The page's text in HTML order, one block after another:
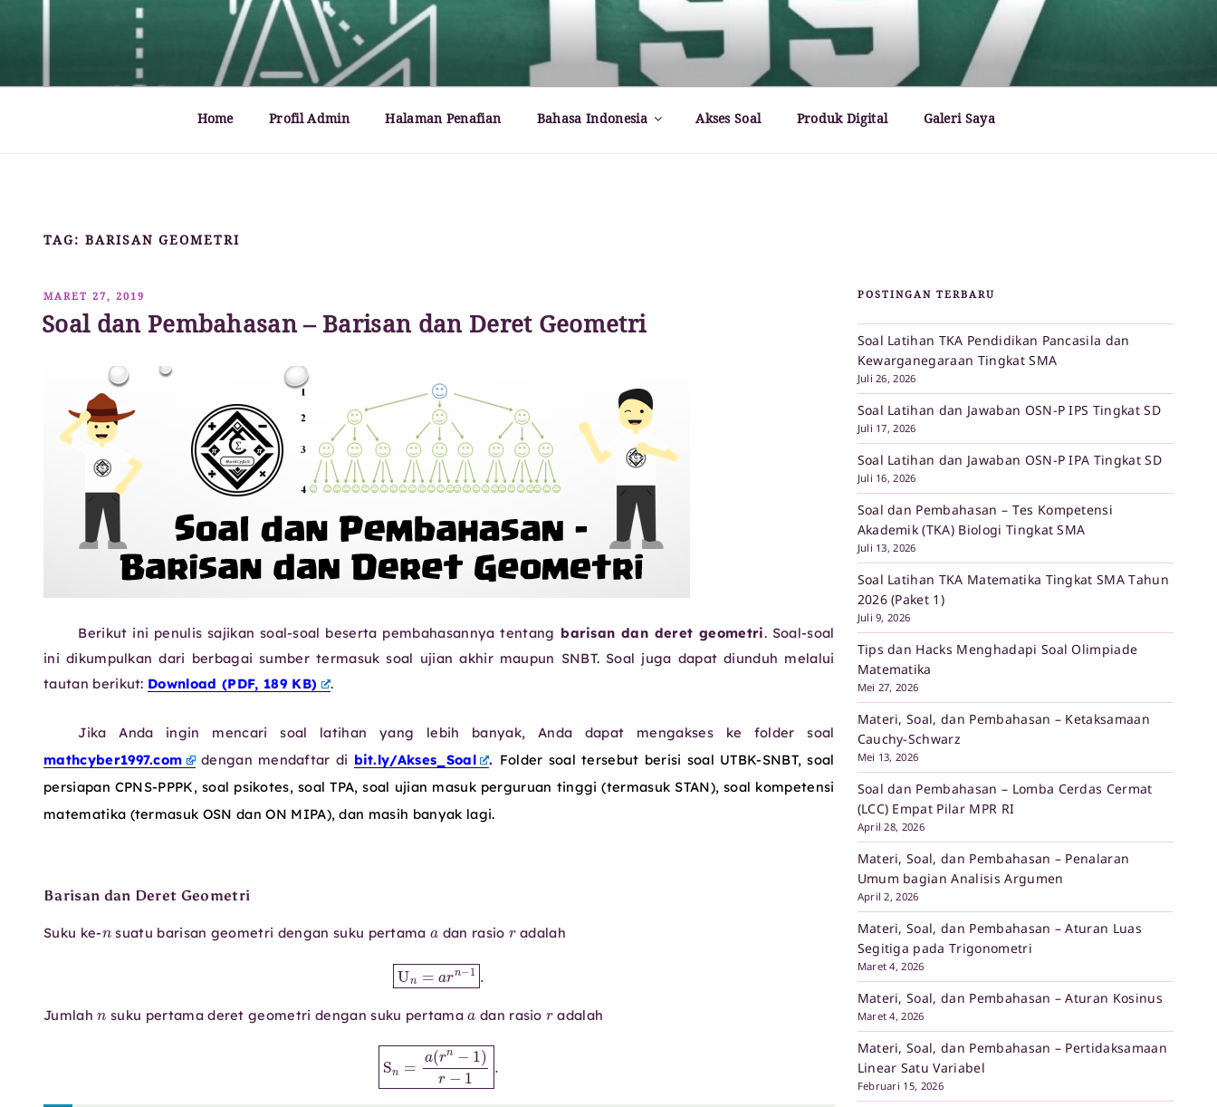
MATHCYBER1997
God used beautiful mathematics in creating the world – Paul Dirac
Home Profil Admin Halaman Penafian Bahasa Indonesia Akses Soal Produk Digital Galeri Saya
TAG: BARISAN GEOMETRI
DIPOSKAN
PADA
MARET 27, 2019
Soal dan Pembahasan – Barisan dan Deret Geometri
Berikut ini penulis sajikan soal-soal beserta pembahasannya tentang barisan dan deret geometri. Soal-soal
ini dikumpulkan dari berbagai sumber termasuk soal ujian akhir maupun SNBT. Soal juga dapat diunduh melalui
tautan berikut: Download (PDF, 189 KB) .
Jika Anda ingin mencari soal latihan yang lebih banyak, Anda dapat mengakses ke folder soal
mathcyber1997.com
dengan mendaftar di bit.ly/Akses_Soal . Folder soal tersebut berisi soal UTBK-SNBT, soal
persiapan CPNS-PPPK, soal psikotes, soal TPA, soal ujian masuk perguruan tinggi (termasuk STAN), soal kompetensi
matematika (termasuk OSN dan ON MIPA), dan masih banyak lagi.
Barisan dan Deret Geometri
Suku ke- suatu barisan geometri dengan suku pertama dan rasio adalah
Un=arn−1.
Jumlah suku pertama deret geometri dengan suku pertama dan rasio adalah
Sn=a(rn−1)r−1.
POSTINGAN TERBARU
Soal Latihan TKA Pendidikan Pancasila dan
Kewarganegaraan Tingkat SMA
Juli 26, 2026
Soal Latihan dan Jawaban OSN-P IPS Tingkat SD
Juli 17, 2026
Soal Latihan dan Jawaban OSN-P IPA Tingkat SD
Juli 16, 2026
Soal dan Pembahasan – Tes Kompetensi
Akademik (TKA) Biologi Tingkat SMA
Juli 13, 2026
Soal Latihan TKA Matematika Tingkat SMA Tahun
2026 (Paket 1)
Juli 9, 2026
Tips dan Hacks Menghadapi Soal Olimpiade
Matematika
Mei 27, 2026
Materi, Soal, dan Pembahasan – Ketaksamaan
Cauchy-Schwarz
Mei 13, 2026
Soal dan Pembahasan – Lomba Cerdas Cermat
(LCC) Empat Pilar MPR RI
April 28, 2026
Materi, Soal, dan Pembahasan – Penalaran
Umum bagian Analisis Argumen
April 2, 2026
Materi, Soal, dan Pembahasan – Aturan Luas
Segitiga pada Trigonometri
Maret 4, 2026
Materi, Soal, dan Pembahasan – Aturan Kosinus
Maret 4, 2026
Materi, Soal, dan Pembahasan – Pertidaksamaan
Linear Satu Variabel
Februari 15, 2026